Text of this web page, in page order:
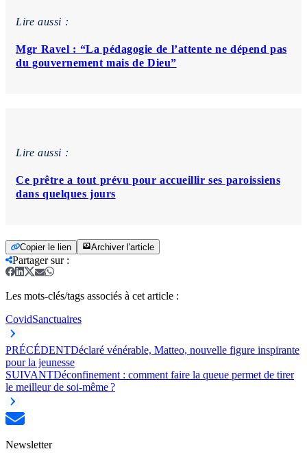
Lire aussi :
Mgr Ravel : “La pédagogie de l’attente ne dépend pas
du gouvernement mais de Dieu”
Lire aussi :
Ce prêtre a tout prévu pour accueillir ses paroissiens
dans quelques jours
Copier le lien Archiver l'article
Partager sur:
Les mots-clés/tags associés à cet article :
CovidSanctuaires
PRÉCÉDENTDéclaré vénérable, Matteo, nouvelle figure inspirante
pour la jeunesse
SUIVANTDéconfinement : comment faire la queue permet de tirer
le meilleur de soi-même ?
Newsletter